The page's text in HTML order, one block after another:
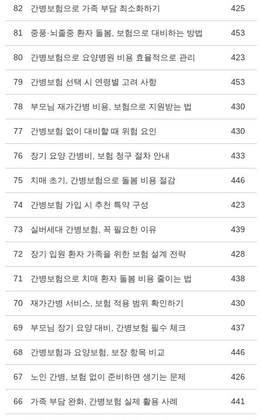
82 간병보험으로 가족 부담 최소화하기 425
81 중풍·뇌졸중 환자 돌봄, 보험으로 대비하는 방법 453
80 간병보험으로 요양병원 비용 효율적으로 관리 423
79 간병보험 선택 시 연령별 고려 사항 453
78 부모님 재가간병 비용, 보험으로 지원받는 법 430
77 간병보험 없이 대비할 때 위험 요인 430
76 장기 요양 간병비, 보험 청구 절차 안내 433
75 치매 초기, 간병보험으로 돌봄 비용 절감 446
74 간병보험 가입 시 추천 특약 구성 423
73 실버세대 간병보험, 꼭 필요한 이유 439
72 장기 입원 환자 가족을 위한 보험 설계 전략 428
71 간병보험으로 치매 환자 돌봄 비용 줄이는 법 438
70 재가간병 서비스, 보험 적용 범위 확인하기 430
69 부모님 장기 요양 대비, 간병보험 필수 체크 437
68 간병보험과 요양보험, 보장 항목 비교 446
67 노인 간병, 보험 없이 준비하면 생기는 문제 426
66 가족 부담 완화, 간병보험 실제 활용 사례 441